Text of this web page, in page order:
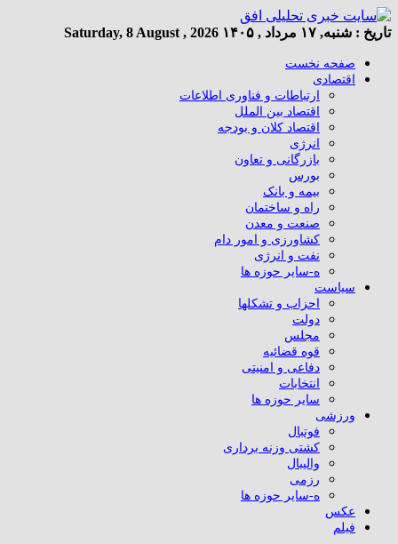
تاریخ : شنبه, ۱۷ مرداد , ۱۴۰۵ Saturday, 8 August , 2026
صفحه نخست
اقتصادی
ارتباطات و فناوری اطلاعات
اقتصاد بین الملل
اقتصاد کلان و بودجه
انرژی
بازرگانی و تعاون
بورس
بیمه و بانک
راه و ساختمان
صنعت و معدن
کشاورزی و امور دام
نفت و انرژی
ه-سایر حوزه ها
سیاست
احزاب و تشکلها
دولت
مجلس
قوه قضائیه
دفاعی و امنیتی
انتخابات
سایر حوزه ها
ورزشی
فوتبال
کشتی وزنه برداری
والیبال
رزمی
ه-سایر حوزه ها
عکس
فیلم